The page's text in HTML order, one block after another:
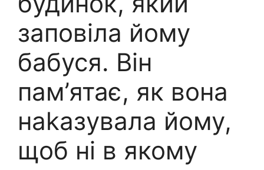
заповіла йому
бабуся. Він
пам’ятає, як вона
наkазувала йому,
щоб ні в якому